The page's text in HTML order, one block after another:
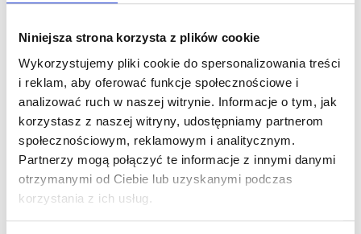
Niniejsza strona korzysta z plików cookie
Wykorzystujemy pliki cookie do spersonalizowania treści
i reklam, aby oferować funkcje społecznościowe i
analizować ruch w naszej witrynie. Informacje o tym, jak
korzystasz z naszej witryny, udostępniamy partnerom
społecznościowym, reklamowym i analitycznym.
Partnerzy mogą połączyć te informacje z innymi danymi
otrzymanymi od Ciebie lub uzyskanymi podczas
korzystania z ich usług.
Przyssawki z uszczelnieniem
SP-PLM